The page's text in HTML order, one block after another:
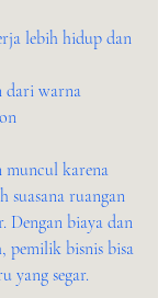
lebih hidup dan
dari warna
muncul karena
suasana ruangan
Dengan biaya dan
pemilik bisnis bisa
yang segar.